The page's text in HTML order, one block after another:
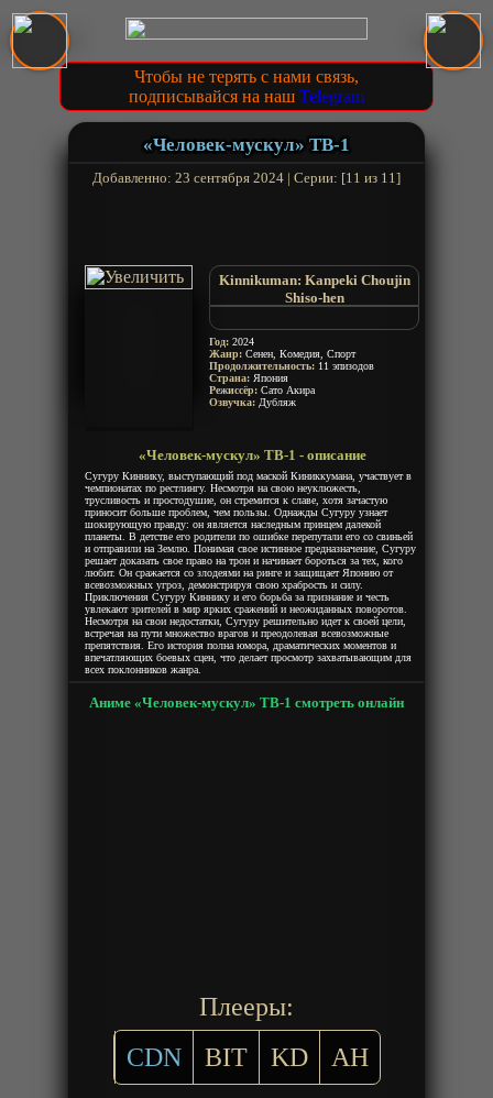
Чтобы не терять с нами связь,
подписывайся на наш Telegram
«Человек-мускул» ТВ-1
Добавленно: 23 сентября 2024 | Серии: [11 из 11]
Kinnikuman: Kanpeki Chоujin
Shiso-hen
Muscleman
Musculman
Год: 2024
Жанр: Сенен, Комедия, Спорт
Продолжительность: 11 эпизодов
Страна: Япония
Режиссёр: Сато Акира
Озвучка: Дубляж
«Человек-мускул» ТВ-1 - описание
Сугуру Киннику, выступающий под маской Киниккумана, участвует в
чемпионатах по рестлингу. Несмотря на свою неуклюжесть,
трусливость и простодушие, он стремится к славе, хотя зачастую
приносит больше проблем, чем пользы. Однажды Сугуру узнает
шокирующую правду: он является наследным принцем далекой
планеты. В детстве его родители по ошибке перепутали его со свиньей
и отправили на Землю. Понимая свое истинное предназначение, Сугуру
решает доказать свое право на трон и начинает бороться за тех, кого
любит. Он сражается со злодеями на ринге и защищает Японию от
всевозможных угроз, демонстрируя свою храбрость и силу.
Приключения Сугуру Киннику и его борьба за признание и честь
увлекают зрителей в мир ярких сражений и неожиданных поворотов.
Несмотря на свои недостатки, Сугуру решительно идет к своей цели,
встречая на пути множество врагов и преодолевая всевозможные
препятствия. Его история полна юмора, драматических моментов и
впечатляющих боевых сцен, что делает просмотр захватывающим для
всех поклонников жанра.
Аниме «Человек-мускул» ТВ-1 смотреть онлайн
Плееры:
CDN
BIT KD AH